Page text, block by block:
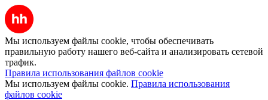
Мы используем файлы cookie, чтобы обеспечивать
правильную работу нашего веб-сайта и анализировать сетевой
трафик.
Правила использования файлов cookie
Мы используем файлы cookie. Правила использования
файлов cookie